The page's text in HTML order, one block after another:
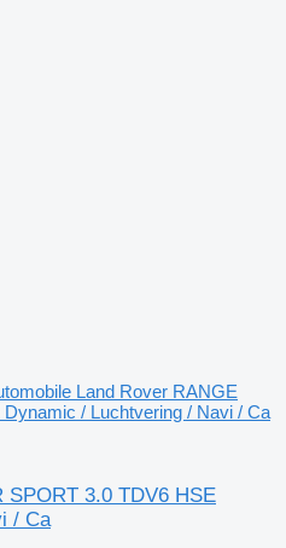
Land Rover RANGE
/ Luchtvering / Navi / Ca
SPORT 3.0 TDV6 HSE
/ Ca